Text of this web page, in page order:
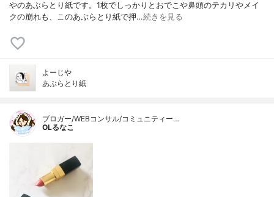
やのあぶらとり紙です。1枚でしっかりとおでこや鼻頭のテカリやメイ
クの崩れも、このあぶらとり紙で押…続きを見る
よーじや
あぶらとり紙
ブロガー/WEBコンサル/コミュニティー…
OLるなこ